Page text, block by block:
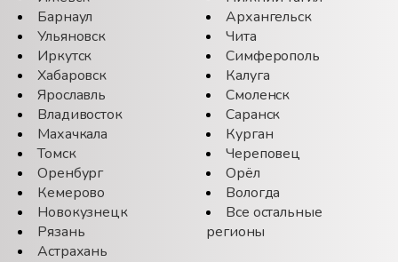
Барнаул
Ульяновск
Иркутск
Хабаровск
Ярославль
Владивосток
Махачкала
Томск
Оренбург
Кемерово
Новокузнецк
Рязань
Астрахань
Архангельск
Чита
Симферополь
Калуга
Смоленск
Саранск
Курган
Череповец
Орёл
Вологда
Все остальные
регионы